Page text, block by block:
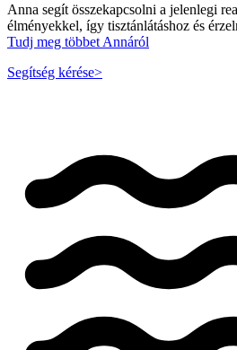
Anna segít összekapcsolni a jelenlegi
élményekkel, így tisztánlátáshoz és
Tudj meg többet Annáról
Segítség kérése>